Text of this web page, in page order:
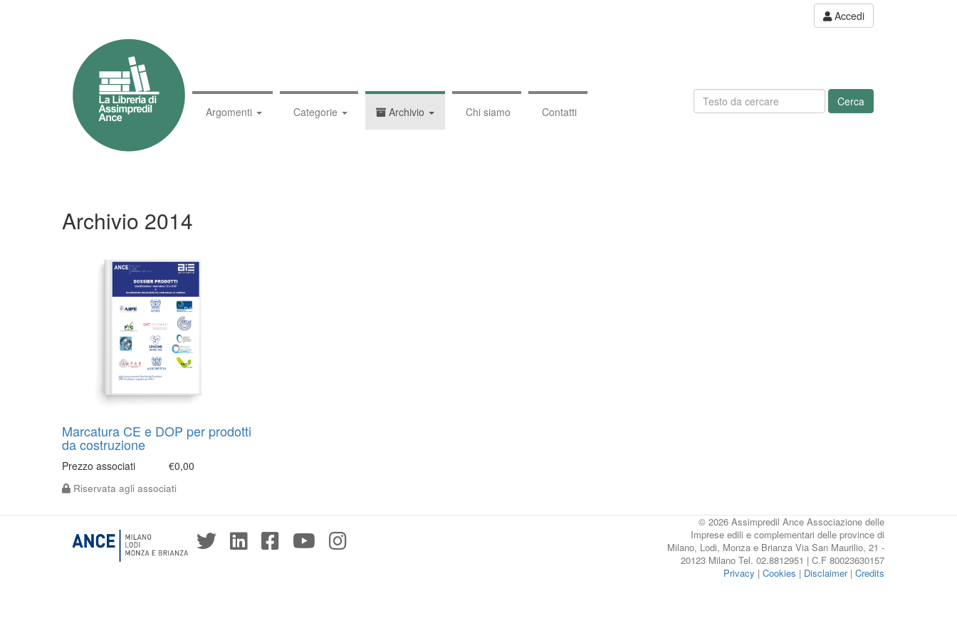
Accedi
Argomenti Categorie Archivio Chi siamo Contatti
Cerca
Archivio 2014
Marcatura CE e DOP per prodotti
da costruzione
Prezzo associati €0,00
Riservata agli associati
© 2026 Assimpredil Ance Associazione delle
Imprese edili e complementari delle province di
Milano, Lodi, Monza e Brianza Via San Maurilio, 21 -
20123 Milano Tel. 02.8812951 | C.F 80023630157
Privacy | Cookies | Disclaimer| Credits